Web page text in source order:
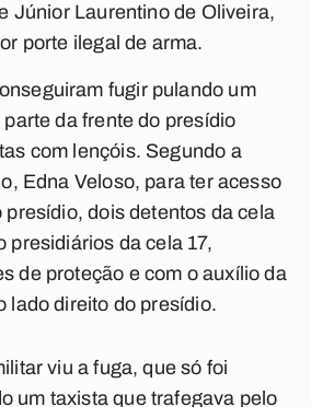
Júnior Laurentino de Oliveira,
porte ilegal de arma.
fugir pulando um
da frente do presídio
com lençóis. Segundo a
Edna Veloso, para ter acesso
presídio, dois detentos da cela
presidiários da cela 17,
de proteção e com o auxílio da
lado direito do presídio.
viu a fuga, que só foi
um taxista que trafegava pelo